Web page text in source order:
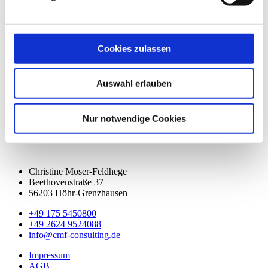
Cookies zulassen
Auswahl erlauben
Nur notwendige Cookies
Mehr zum Thema „Ohne Selbstführung keine Mitarbeiterführung“
lesen Sie in meinem Artikel im Zahntechnik Magazin.
Den kompletten Artikel lesen!
zurück
Christine Moser-Feldhege
Beethovenstraße 37
56203 Höhr-Grenzhausen
+49 175 5450800
+49 2624 9524088
info@cmf-consulting.de
Impressum
AGB